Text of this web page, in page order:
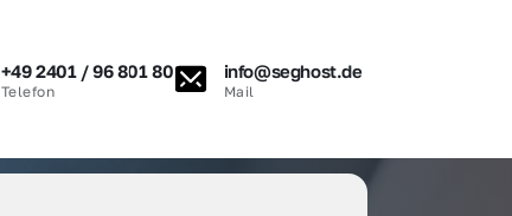
+49 2401 / 96 801 80
Telefon
info@seghost.de
Mail